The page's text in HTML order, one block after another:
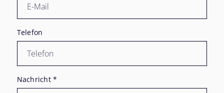
Telefon
Nachricht*